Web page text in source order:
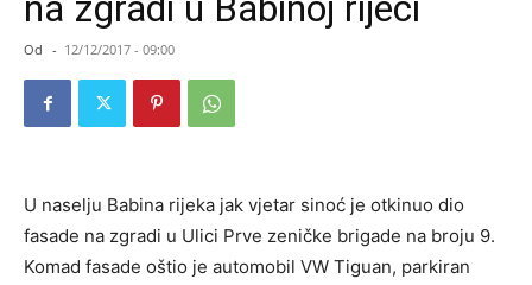
Od - 12/12/2017 - 09:00
U naselju Babina rijeka jak vjetar sinoć je otkinuo dio
fasade na zgradi u Ulici Prve zeničke brigade na broju 9.
Komad fasade oštio je automobil VW Tiguan, parkiran